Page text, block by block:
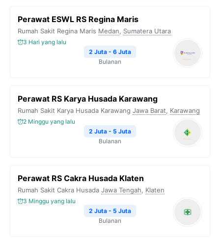
Perawat ESWL RS Regina Maris
Rumah Sakit Regina Maris Medan, Sumatera Utara
3 Hari yang lalu
2 Juta - 6 Juta
Bulanan
Perawat RS Karya Husada Karawang
Rumah Sakit Karya Husada Karawang Jawa Barat, Karawang
2 Minggu yang lalu
2 Juta - 5 Juta
Bulanan
Perawat RS Cakra Husada Klaten
Rumah Sakit Cakra Husada Jawa Tengah, Klaten
3 Minggu yang lalu
2 Juta - 5 Juta
Bulanan